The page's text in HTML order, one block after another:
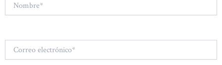
electrónico*